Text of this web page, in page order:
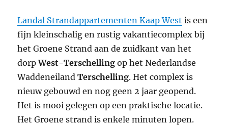
Landal Strandappartementen Kaap West is een
fijn kleinschalig en rustig vakantiecomplex bij
het Groene Strand aan de zuidkant van het
dorpWest-Terschelling op het Nederlandse
WaddeneilandTerschelling. Het complex is
nieuw gebouwd en nog geen 2 jaar geopend.
Het is mooi gelegen op een praktische locatie.
Het Groene strand is enkele minuten lopen.